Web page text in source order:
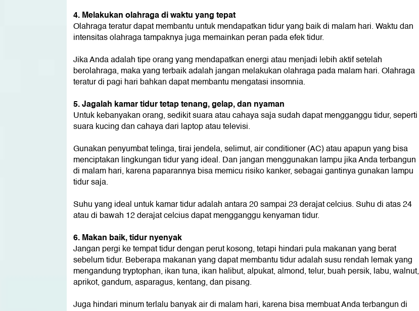
4. Melakukan olahraga di waktu yang tepat
Olahraga teratur dapat membantu untuk mendapatkan tidur yang baik di malam hari. Waktu dan
intensitas olahraga tampaknya juga memainkan peran pada efek tidur.
Jika Anda adalah tipe orang yang mendapatkan energi atau menjadi lebih aktif setelah
berolahraga, maka yang terbaik adalah jangan melakukan olahraga pada malam hari. Olahraga
teratur di pagi hari bahkan dapat membantu mengatasi insomnia.
5. Jagalah kamar tidur tetap tenang, gelap, dan nyaman
Untuk kebanyakan orang, sedikit suara atau cahaya saja sudah dapat mengganggu tidur, seperti
suara kucing dan cahaya dari laptop atau televisi.
Gunakan penyumbat telinga, tirai jendela, selimut, air conditioner (AC) atau apapun yang bisa
menciptakan lingkungan tidur yang ideal. Dan jangan menggunakan lampu jika Anda terbangun
di malam hari, karena paparannya bisa memicu risiko kanker, sebagai gantinya gunakan lampu
tidur saja.
Suhu yang ideal untuk kamar tidur adalah antara 20 sampai 23 derajat celcius. Suhu di atas 24
atau di bawah 12 derajat celcius dapat mengganggu kenyaman tidur.
6. Makan baik, tidur nyenyak
Jangan pergi ke tempat tidur dengan perut kosong, tetapi hindari pula makanan yang berat
sebelum tidur. Beberapa makanan yang dapat membantu tidur adalah susu rendah lemak yang
mengandung tryptophan, ikan tuna, ikan halibut, alpukat, almond, telur, buah persik, labu, walnut,
aprikot, gandum, asparagus, kentang, dan pisang.
Juga hindari minum terlalu banyak air di malam hari, karena bisa membuat Anda terbangun di